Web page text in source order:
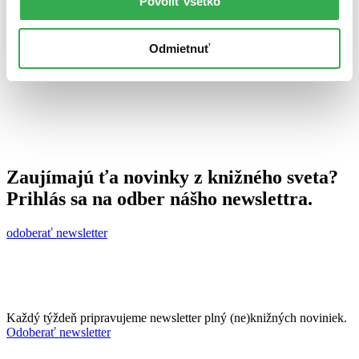
Odmietnuť
Zaujímajú ťa novinky z knižného sveta?
Prihlás sa na odber nášho newslettra.
odoberať newsletter
Každý týždeň pripravujeme newsletter plný (ne)knižných noviniek.
Odoberať newsletter